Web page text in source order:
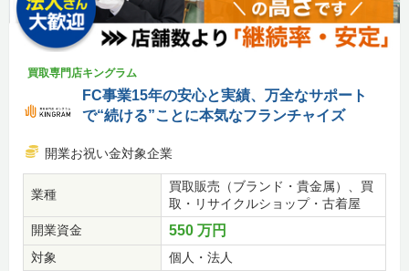
買取専門店キングラム
FC事業15年の安心と実績、万全なサポート
で“続ける”ことに本気なフランチャイズ
開業お祝い金対象企業
業種
買取販売（ブランド・貴金属）、買
取・リサイクルショップ・古着屋
開業資金
550 万円
対象
個人・法人